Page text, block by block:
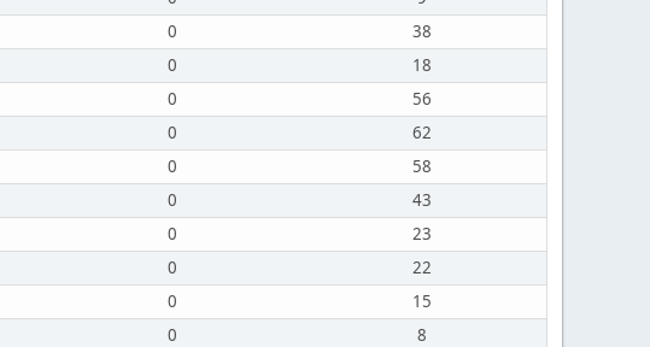
0
38
0
18
0
56
0
62
0
58
0
43
0
23
0
22
0
15
0
8